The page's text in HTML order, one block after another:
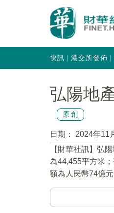
快訊 港交所發佈
弘陽地
原創
日期：
2024年11
【財華社訊】弘
為44,455平方米
額為人民幣74億